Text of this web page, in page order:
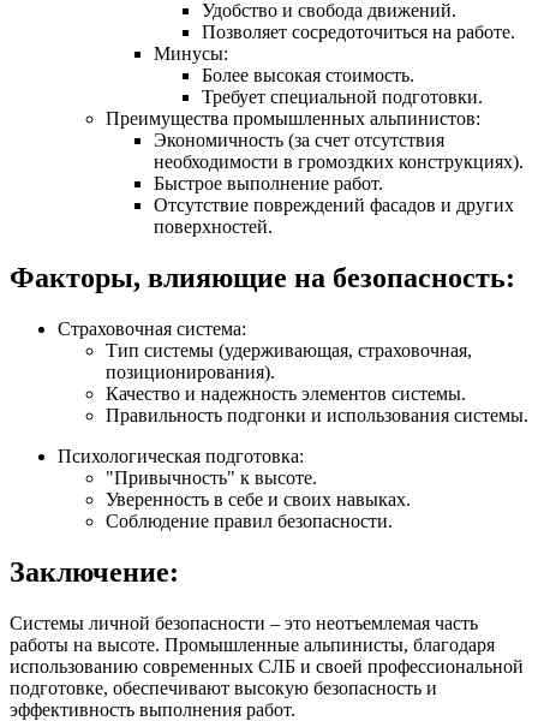
Удобство и свобода движений.
Позволяет сосредоточиться на работе.
Минусы:
Более высокая стоимость.
Требует специальной подготовки.
Преимущества промышленных альпинистов:
Экономичность (за счет отсутствия
необходимости в громоздких конструкциях).
Быстрое выполнение работ.
Отсутствие повреждений фасадов и других
поверхностей.
Факторы, влияющие на безопасность:
Страховочная система:
Тип системы (удерживающая, страховочная,
позиционирования).
Качество и надежность элементов системы.
Правильность подгонки и использования системы.
Психологическая подготовка:
"Привычность" к высоте.
Уверенность в себе и своих навыках.
Соблюдение правил безопасности.
Заключение:
Системы личной безопасности – это неотъемлемая часть
работы на высоте. Промышленные альпинисты, благодаря
использованию современных СЛБ и своей профессиональной
подготовке, обеспечивают высокую безопасность и
эффективность выполнения работ.